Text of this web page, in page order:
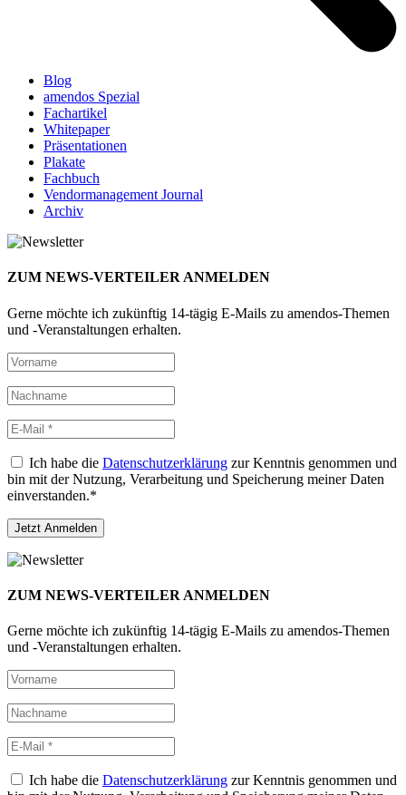
Blog
amendos Spezial
Fachartikel
Whitepaper
Präsentationen
Plakate
Fachbuch
Vendormanagement Journal
Archiv
ZUM NEWS-VERTEILER ANMELDEN
Gerne möchte ich zukünftig 14-tägig E-Mails zu amendos-Themen
und -Veranstaltungen erhalten.
Ich habe die Datenschutzerklärung zur Kenntnis genommen und
bin mit der Nutzung, Verarbeitung und Speicherung meiner Daten
einverstanden.*
ZUM NEWS-VERTEILER ANMELDEN
Gerne möchte ich zukünftig 14-tägig E-Mails zu amendos-Themen
und -Veranstaltungen erhalten.
Ich habe die Datenschutzerklärung zur Kenntnis genommen und